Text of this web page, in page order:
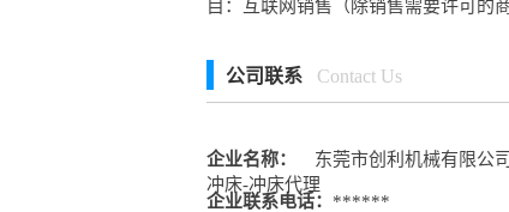
目：互联网销售（除销售需要许可的
公司联系 Contact Us
企业名称：
东莞市创利机械有限公
冲床-冲床代理
企业联系电话： ******